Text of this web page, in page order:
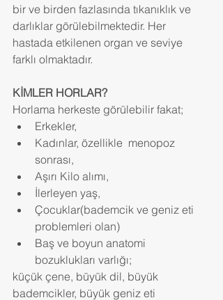
bir ve birden fazlasında tıkanıklık ve
darlıklar görülebilmektedir. Her
hastada etkilenen organ ve seviye
farklı olmaktadır.
KİMLER HORLAR?
Horlama herkeste görülebilir fakat;
Erkekler,
Kadınlar, özellikle  menopoz
sonrası,
Aşırı Kilo alımı,
İlerleyen yaş,
Çocuklar(bademcik ve geniz eti
problemleri olan)
Baş ve boyun anatomi
bozuklukları varlığı;
küçük çene, büyük dil, büyük
bademcikler, büyük geniz eti